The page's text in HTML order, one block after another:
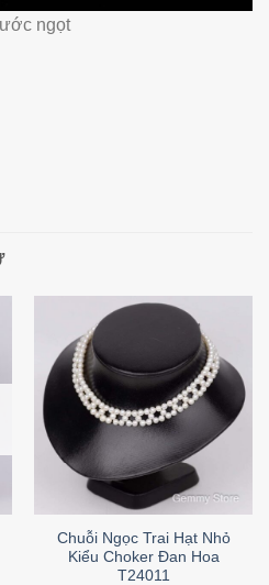
ngọt
Chuỗi Ngọc Trai Hạt Nhỏ
Kiểu Choker Đan Hoa
T24011